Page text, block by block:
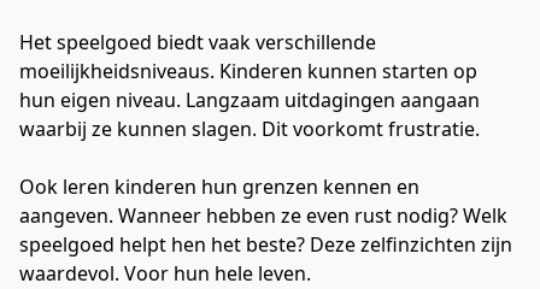
Het speelgoed biedt vaak verschillende
moeilijkheidsniveaus. Kinderen kunnen starten op
hun eigen niveau. Langzaam uitdagingen aangaan
waarbij ze kunnen slagen. Dit voorkomt frustratie.
Ook leren kinderen hun grenzen kennen en
aangeven. Wanneer hebben ze even rust nodig? Welk
speelgoed helpt hen het beste? Deze zelfinzichten zijn
waardevol. Voor hun hele leven.